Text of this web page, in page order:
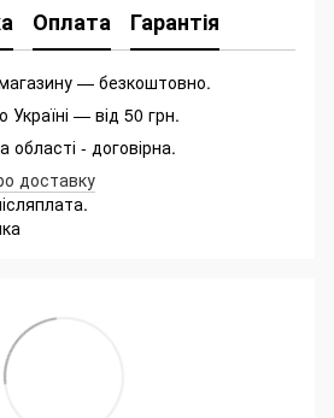
Оплата Гарантія
— безкоштовно.
— від 50 грн.
- договірна.
доставку